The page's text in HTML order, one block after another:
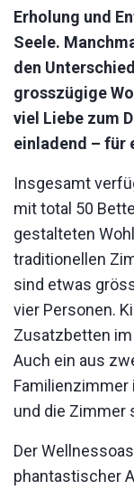
Erholung und
Seele.
den
grosszügige
viel Liebe zum
einladend – für
Insgesamt
mit total 50
gestalteten
traditionellen
sind etwas
vier Personen.
Zusatzbetten
Auch ein aus
Familienzimmer
und die Zimmer
Der
phantastischer